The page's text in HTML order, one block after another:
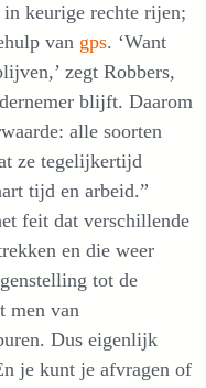
keurige rechte rijen;
van gps. ‘Want
zegt Robbers,
blijft. Daarom
alle soorten
ze tegelijkertijd
tijd en arbeid.”
feit dat verschillende
en die weer
tot de
men van
Dus eigenlijk
je kunt je afvragen of